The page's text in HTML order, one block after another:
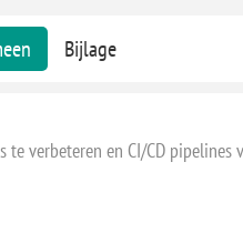
Bijlage
verbeteren en CI/CD pipelines